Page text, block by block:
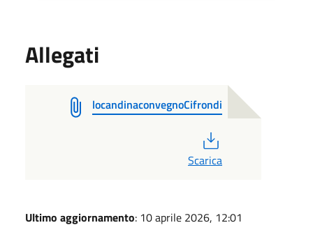
Allegati
locandinaconvegnoCifrondi
Scarica
Ultimo aggiornamento: 10 aprile 2026, 12:01